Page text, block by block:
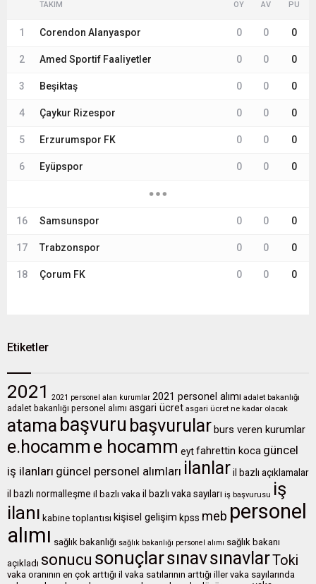
TAKIM OY AV PU
1 Corendon Alanyaspor 0 0 0
2 Amed Sportif Faaliyetler 0 0 0
3 Beşiktaş 0 0 0
4 Çaykur Rizespor 0 0 0
5 Erzurumspor FK 0 0 0
6 Eyüpspor 0 0 0
16 Samsunspor 0 0 0
17 Trabzonspor 0 0 0
18 Çorum FK 0 0 0
Etiketler
2021 2021 personel alan kurumlar 2021 personel alımı adalet bakanlığı
adalet bakanlığı personel alımı asgari ücret asgari ücret ne kadar olacak
atama başvuru başvurularburs veren kurumlar
e.hocamm e hocamm eytfahrettin koca güncel
iş ilanları güncel personel alımları ilanlaril bazlı açıklamalar
il bazlı normalleşme il bazlı vaka il bazlı vaka sayıları iş başvurusu iş
ilanı kabine toplantısı kişisel gelişim kpss meb personel
alımı sağlık bakanlığı sağlık bakanlığı personel alımı sağlık bakanı
açıkladı sonucu sonuçlarsınavsınavlarToki
vaka oranının en çok arttığı il vaka satılarının arttığı iller vaka sayılarında